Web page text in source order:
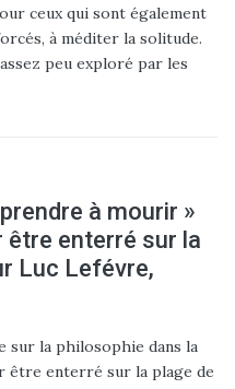
ceux qui sont également
à méditer la solitude.
peu exploré par les
à mourir »
être enterré sur la
Luc Lefévre,
sur la philosophie dans la
être enterré sur la plage de